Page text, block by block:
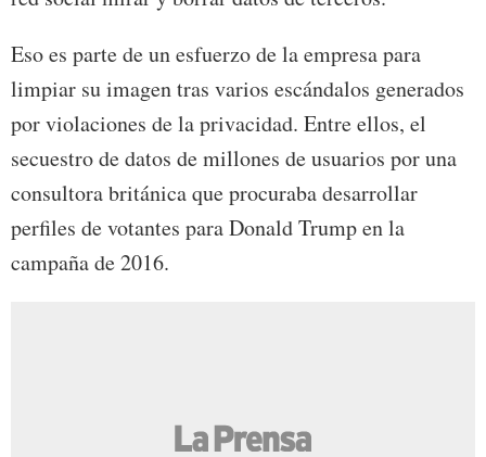
Eso es parte de un esfuerzo de la empresa para
limpiar su imagen tras varios escándalos generados
por violaciones de la privacidad. Entre ellos, el
secuestro de datos de millones de usuarios por una
consultora británica que procuraba desarrollar
perfiles de votantes para Donald Trump en la
campaña de 2016.